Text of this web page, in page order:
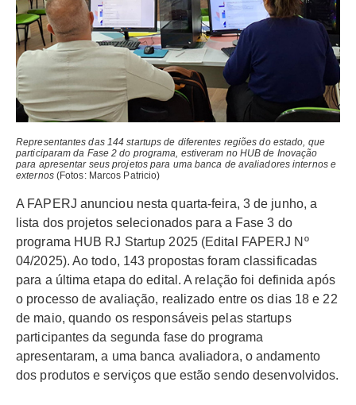
Representantes das 144 startups de diferentes regiões do estado, que
participaram da Fase 2 do programa, estiveram no HUB de Inovação
para apresentar seus projetos para uma banca de avaliadores internos e
externos(Fotos: Marcos Patricio)
A FAPERJ anunciou nesta quarta-feira, 3 de junho, a
lista dos projetos selecionados para a Fase 3 do
programa HUB RJ Startup 2025 (Edital FAPERJ Nº
04/2025). Ao todo, 143 propostas foram classificadas
para a última etapa do edital. A relação foi definida após
o processo de avaliação, realizado entre os dias 18 e 22
de maio, quando os responsáveis pelas startups
participantes da segunda fase do programa
apresentaram, a uma banca avaliadora, o andamento
dos produtos e serviços que estão sendo desenvolvidos.